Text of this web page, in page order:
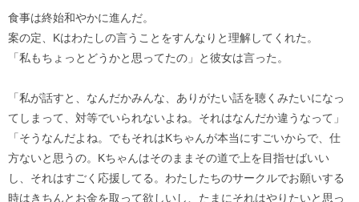
食事は終始和やかに進んだ。
案の定、Kはわたしの言うことをすんなりと理解してくれた。
「私もちょっとどうかと思ってたの」と彼女は言った。
「私が話すと、なんだかみんな、ありがたい話を聴くみたいになっ
てしまって、対等でいられないよね。それはなんだか違うなって」
「そうなんだよね。でもそれはKちゃんが本当にすごいからで、仕
方ないと思うの。Kちゃんはそのままその道で上を目指せばいい
し、それはすごく応援してる。わたしたちのサークルでお願いする
時はきちんとお金を取って欲しいし、たまにそれはやりたいと思っ